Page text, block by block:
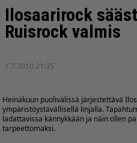
Ilosaarirock
Ruisrock valmis
1.7.2010 21:35
Heinäkuun puolivälissä järjestettävä
ympäristöystävällisellä linjalla.
ladattavissa kännykkään ja näin ollen
tarpeettomaksi.